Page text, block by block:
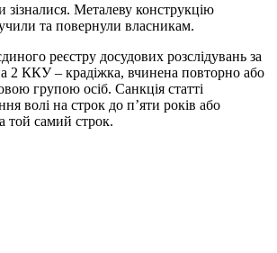
Металеву конструкцію
та повернули власникам.
реєстру досудових розслідувань за
2 ККУ – крадіжка, вчинена повторно або
групою осіб. Санкція статті
волі на строк до п’яти років або
той самий строк.